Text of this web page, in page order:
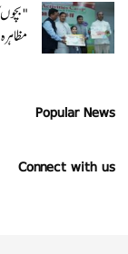
مظاہرہ
Popular News
Connect with us